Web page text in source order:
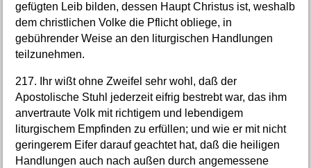
gefügten Leib bilden, dessen Haupt Christus ist, weshalb
dem christlichen Volke die Pflicht obliege, in
gebührender Weise an den liturgischen Handlungen
teilzunehmen.
217. Ihr wißt ohne Zweifel sehr wohl, daß der
Apostolische Stuhl jederzeit eifrig bestrebt war, das ihm
anvertraute Volk mit richtigem und lebendigem
liturgischem Empfinden zu erfüllen; und wie er mit nicht
geringerem Eifer darauf geachtet hat, daß die heiligen
Handlungen auch nach außen durch angemessene